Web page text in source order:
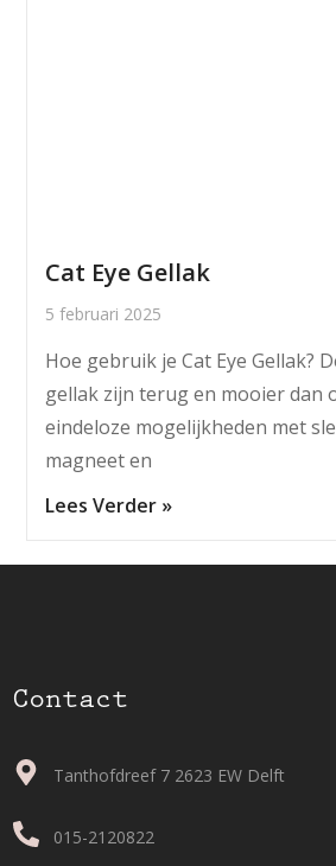
Cat Eye Gellak
5 februari 2025
Hoe gebruik je Cat Eye Gellak?
gellak zijn terug en mooier dan
eindeloze mogelijkheden met
magneet en
Lees Verder »
Contact
Tanthofdreef 7 2623 EW Delft
015-2120822